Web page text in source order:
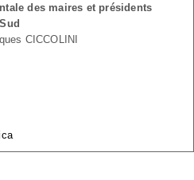
des maires et présidents
CICCOLINI